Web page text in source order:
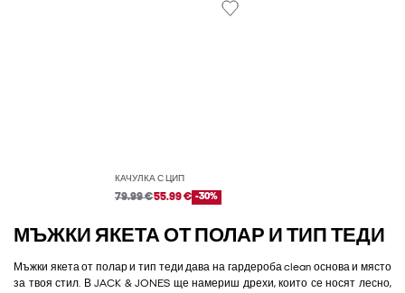
КАЧУЛКА С ЦИП
79.99 €55.99 € -30%
МЪЖКИ ЯКЕТА ОТ ПОЛАР И ТИП ТЕДИ
Мъжки якета от полар и тип теди дава на гардероба clean основа и място
за твоя стил. В JACK & JONES ще намериш дрехи, които се носят лесно,